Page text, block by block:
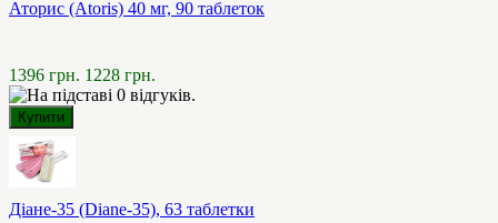
Аторис (Atoris) 40 мг, 90 таблеток
1396 грн. 1228 грн.
Діане-35 (Diane-35), 63 таблетки